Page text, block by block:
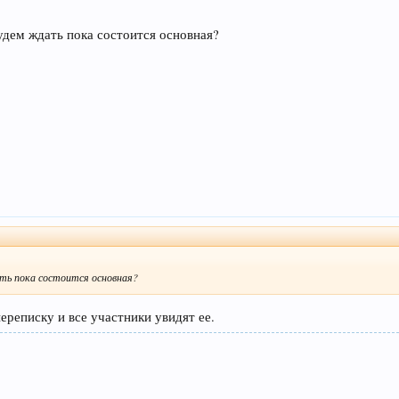
ждать пока состоится основная?
пока состоится основная?
и все участники увидят ее.